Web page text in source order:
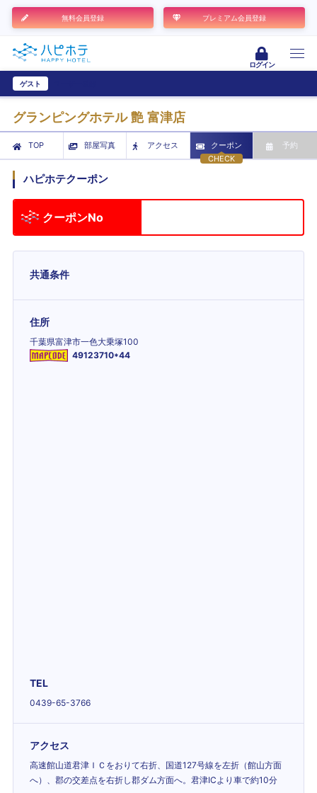
無料会員登録 プレミアム会員登録
ログイン
ゲスト
グランピングホテル 艶 富津店
TOP 部屋写真
アクセス
CHECK
クーポン 予約
ハピホテクーポン
クーポンNo
共通条件
住所
千葉県富津市一色大乗塚100
49123710*44
TEL
0439-65-3766
アクセス
高速館山道君津ＩＣをおりて右折、国道127号線を左折（館山方面
へ）、郡の交差点を右折し郡ダム方面へ。君津ICより車で約10分